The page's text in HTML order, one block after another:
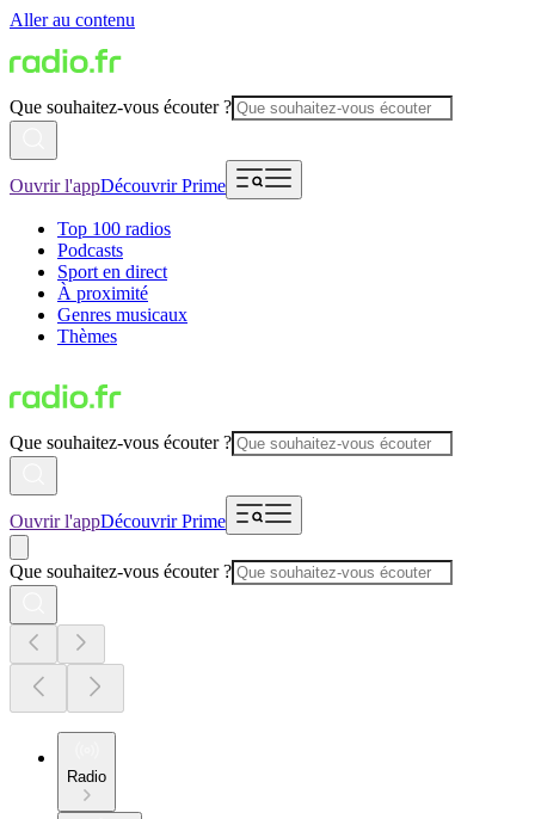
Aller au contenu
Que souhaitez-vous écouter ?
Ouvrir l'appDécouvrir Prime
Top 100 radios
Podcasts
Sport en direct
À proximité
Genres musicaux
Thèmes
Que souhaitez-vous écouter ?
Ouvrir l'appDécouvrir Prime
Que souhaitez-vous écouter ?
Radio